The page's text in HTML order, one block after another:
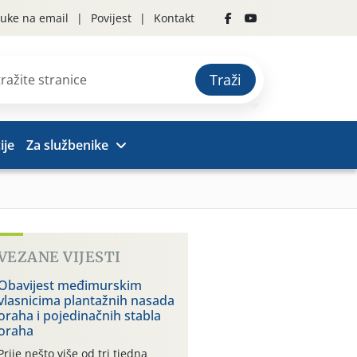
na email Povijest Kontakt
Traži
Za službenike
VIJESTI
međimurskim
plantažnih nasada
i pojedinačnih stabla
nešto više od tri tjedna